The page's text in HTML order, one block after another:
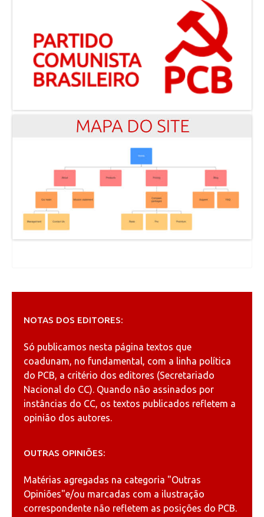
NOTAS DOS EDITORES:
Só publicamos nesta página textos que
coadunam, no fundamental, com a linha política
do PCB, a critério dos editores (Secretariado
Nacional do CC). Quando não assinados por
instâncias do CC, os textos publicados refletem a
opinião dos autores.
OUTRAS OPINIÕES:
Matérias agregadas na categoria "Outras
Opiniões"e/ou marcadas com a ilustração
correspondente não refletem as posições do PCB.